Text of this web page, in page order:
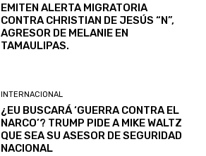
EMITEN ALERTA MIGRATORIA
CONTRA CHRISTIAN DE JESÚS “N”,
AGRESOR DE MELANIE EN
TAMAULIPAS.
INTERNACIONAL
¿EU BUSCARÁ ‘GUERRA CONTRA EL
NARCO’? TRUMP PIDE A MIKE WALTZ
QUE SEA SU ASESOR DE SEGURIDAD
NACIONAL